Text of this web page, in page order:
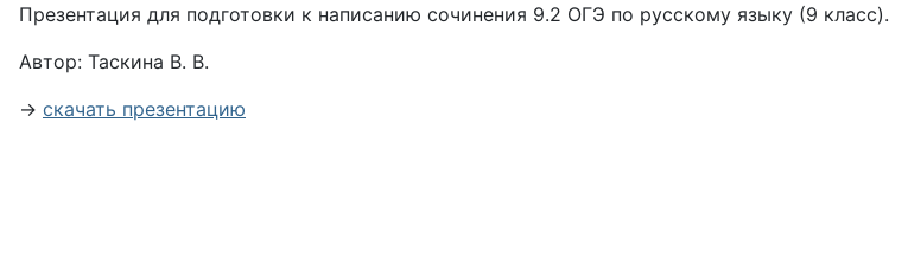
Презентация для подготовки к написанию сочинения 9.2 ОГЭ по русскому языку (9 класс).
Автор: Таскина В. В.
→ скачать презентацию